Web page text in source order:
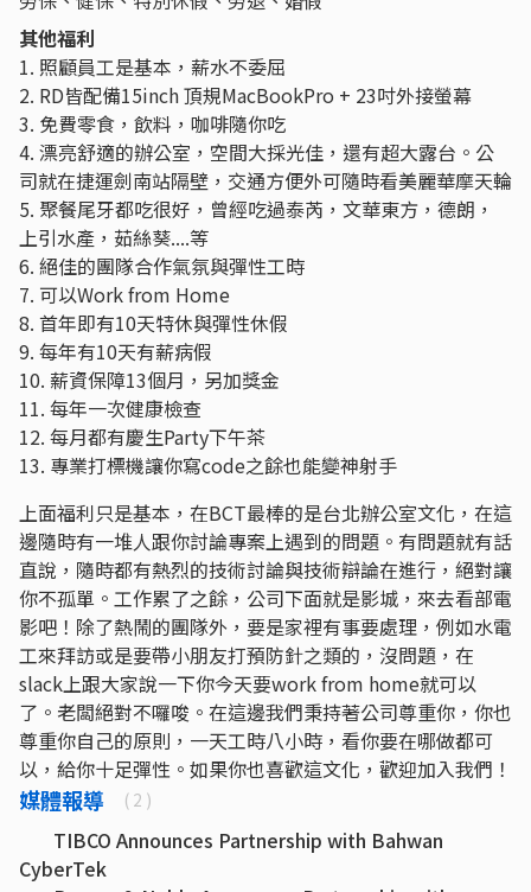
其他福利
1. 照顧員工是基本，薪水不委屈
2. RD皆配備15inch 頂規MacBookPro + 23吋外接螢幕
3. 免費零食，飲料，咖啡隨你吃
4. 漂亮舒適的辦公室，空間大採光佳，還有超大露台。公
司就在捷運劍南站隔壁，交通方便外可隨時看美麗華摩天輪
5. 聚餐尾牙都吃很好，曾經吃過泰芮，文華東方，德朗，
上引水產，茹絲葵....等
6. 絕佳的團隊合作氣氛與彈性工時
7. 可以Work from Home
8. 首年即有10天特休與彈性休假
9. 每年有10天有薪病假
10. 薪資保障13個月，另加獎金
11. 每年一次健康檢查
12. 每月都有慶生Party下午茶
13. 專業打標機讓你寫code之餘也能變神射手
上面福利只是基本，在BCT最棒的是台北辦公室文化，在這
邊隨時有一堆人跟你討論專案上遇到的問題。有問題就有話
直說，隨時都有熱烈的技術討論與技術辯論在進行，絕對讓
你不孤單。工作累了之餘，公司下面就是影城，來去看部電
影吧！除了熱鬧的團隊外，要是家裡有事要處理，例如水電
工來拜訪或是要帶小朋友打預防針之類的，沒問題，在
slack上跟大家說一下你今天要work from home就可以
了。老闆絕對不囉唆。在這邊我們秉持著公司尊重你，你也
尊重你自己的原則，一天工時八小時，看你要在哪做都可
以，給你十足彈性。如果你也喜歡這文化，歡迎加入我們！
媒體報導 ( 2 )
TIBCO Announces Partnership with Bahwan
CyberTek